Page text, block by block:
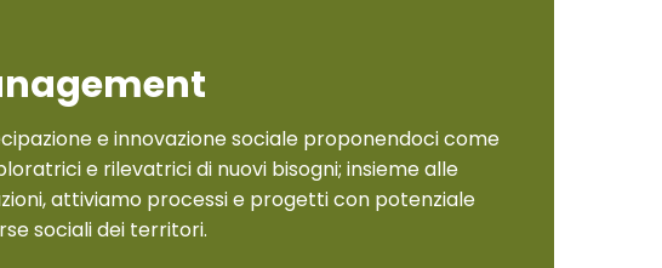
e innovazione sociale proponendoci come
e rilevatrici di nuovi bisogni; insieme alle
attiviamo processi e progetti con potenziale
sociali dei territori.